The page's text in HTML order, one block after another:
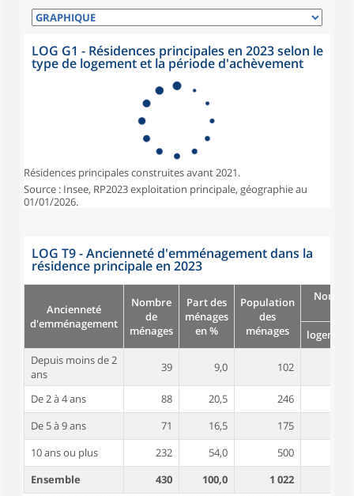
LOG G1 - Résidences principales en 2023 selon le
type de logement et la période d'achèvement
Résidences principales construites avant 2021.
Source : Insee, RP2023 exploitation principale, géographie au
01/01/2026.
LOG T9 - Ancienneté d'emménagement dans la
résidence principale en 2023
Ancienneté
d'emménagement
Nombre
de
ménages
Part des
ménages
en %
Population
des
ménages
logement
Depuis moins de 2
ans
39 9,0 102
De 2 à 4 ans 88 20,5 246
De 5 à 9 ans
71 16,5 175
10 ans ou plus
232 54,0 500
Ensemble
430 100,0 1 022